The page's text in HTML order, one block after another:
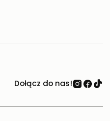
Dołącz do nas!